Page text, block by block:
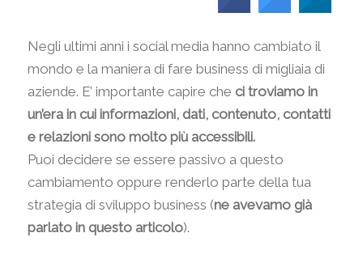
Negli ultimi anni i social media hanno cambiato il
mondo e la maniera di fare business di migliaia di
aziende. E’ importante capire che ci troviamo in
un’era in cui informazioni, dati, contenuto, contatti
e relazioni sono molto più accessibili.
Puoi decidere se essere passivo a questo
cambiamento oppure renderlo parte della tua
strategia di sviluppo business (ne avevamo già
parlato in questo articolo).